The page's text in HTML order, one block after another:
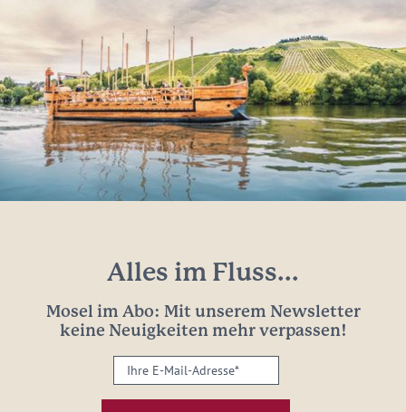
Alles im Fluss...
Mosel im Abo: Mit unserem Newsletter
keine Neuigkeiten mehr verpassen!
Ihre
E-
Mail-